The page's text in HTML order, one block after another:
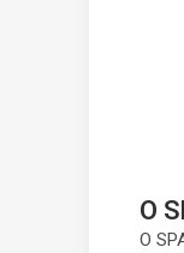
O
O